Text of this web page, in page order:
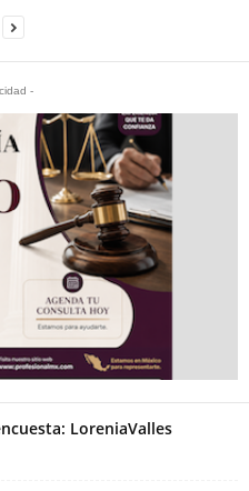
-
LoreniaValles